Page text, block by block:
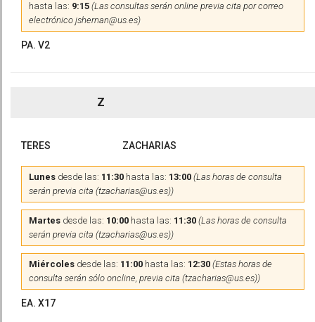
hasta las: 9:15 (Las consultas serán online previa cita por correo
electrónico jshernan@us.es)
PA. V2
Z
TERES ZACHARIAS
Lunes desde las: 11:30 hasta las: 13:00 (Las horas de consulta
serán previa cita (tzacharias@us.es))
Martes desde las: 10:00 hasta las: 11:30 (Las horas de consulta
serán previa cita (tzacharias@us.es))
Miércoles desde las: 11:00 hasta las: 12:30 (Estas horas de
consulta serán sólo oncline, previa cita (tzacharias@us.es))
EA. X17